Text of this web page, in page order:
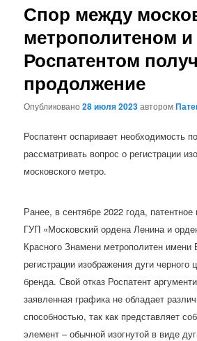
Спор между
метрополитеном и
Роспатентом
продолжение
Опубликовано28 июля 2023автором
Роспатент оспаривает необходимость
рассматривать вопрос о регистрации
московского метро.
Ранее, в сентябре 2022 года,
ГУП «Московский ордена Ленина и
Красного Знамени метрополитен
регистрации изображения дуги черного
бренда. Свой отказ Роспатент
заявленная графика не обладает
способностью, так как представляет
элемент – обычной изогнутой в виде